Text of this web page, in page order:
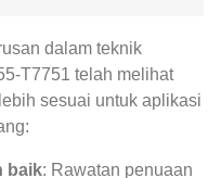
dalam teknik
T7751 telah melihat
sesuai untuk aplikasi
baik: Rawatan penuaan